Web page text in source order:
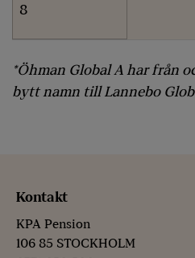
8
*Öhman Global A har från
bytt namn till Lannebo
Kontakt
KPA Pension
106 85 STOCKHOLM